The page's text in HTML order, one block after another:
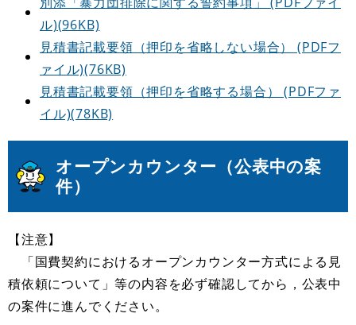
ル)(96KB)
見積書記載要領（押印を省略しない場合） (PDFフ
ァイル)(76KB)
見積書記載要領（押印を省略する場合） (PDFファ
イル)(78KB)
オープンカウンター（公表中の案
件）
【注意】
「国費契約におけるオープンカウンター方式による見
積依頼について」等の内容を必ず確認してから，公表中
の案件に進んでください。